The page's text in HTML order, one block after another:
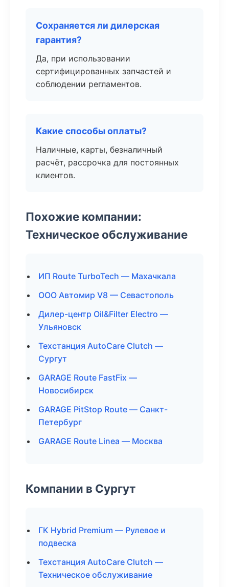
Сохраняется ли дилерская
гарантия?
Да, при использовании
сертифицированных запчастей и
соблюдении регламентов.
Какие способы оплаты?
Наличные, карты, безналичный
расчёт, рассрочка для постоянных
клиентов.
Похожие компании:
Техническое обслуживание
ИП Route TurboTech — Махачкала
ООО Автомир V8 — Севастополь
Дилер-центр Oil&Filter Electro —
Ульяновск
Техстанция AutoCare Clutch —
Сургут
GARAGE Route FastFix —
Новосибирск
GARAGE PitStop Route — Санкт-
Петербург
GARAGE Route Linea — Москва
Компании в Сургут
ГК Hybrid Premium — Рулевое и
подвеска
Техстанция AutoCare Clutch —
Техническое обслуживание